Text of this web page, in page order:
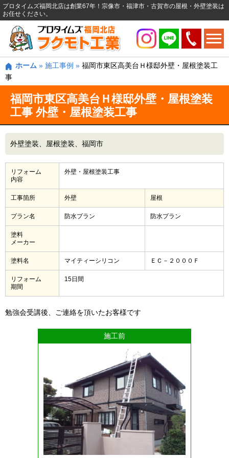
プロタイムズ福岡北店は創業67年！宗像市・福津市・古賀市の屋根・外壁塗装は
お任せください。
ホーム » 施工事例 » 福岡市東区高美台Ｈ様邸外壁・屋根塗装工
事
福岡市東区高美台Ｈ様邸外壁・屋根塗装
工事 外壁・屋根塗装工事
外壁塗装 屋根塗装 福岡市
リフォーム
内容
外壁・屋根塗装工事
工事箇所 外壁 屋根
プラン名 防水プラン 防水プラン
塗料
メーカー
塗料名 マイティーシリコン ＥＣ－２０００Ｆ
リフォーム
期間
15日間
勉強会受講後、ご連絡を頂いたお客様です
施工前